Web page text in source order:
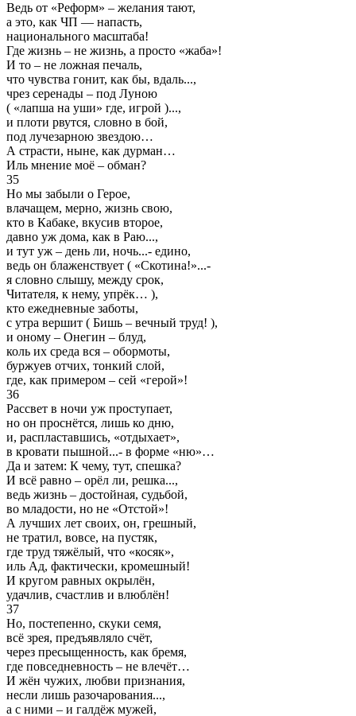
Ведь от «Реформ» – желания тают,
а это, как ЧП — напасть,
национального масштаба!
Где жизнь – не жизнь, а просто «жаба»!
И то – не ложная печаль,
что чувства гонит, как бы, вдаль...,
чрез серенады – под Луною
( «лапша на уши» где, игрой )...,
и плоти рвутся, словно в бой,
под лучезарною звездою…
А страсти, ныне, как дурман…
Иль мнение моё – обман?
35
Но мы забыли о Герое,
влачащем, мерно, жизнь свою,
кто в Кабаке, вкусив второе,
давно уж дома, как в Раю...,
и тут уж – день ли, ночь...- едино,
ведь он блаженствует ( «Скотина!»...-
я словно слышу, между срок,
Читателя, к нему, упрёк… ),
кто ежедневные заботы,
с утра вершит ( Бишь – вечный труд! ),
и оному – Онегин – блуд,
коль их среда вся – обормоты,
буржуев отчих, тонкий слой,
где, как примером – сей «герой»!
36
Рассвет в ночи уж проступает,
но он проснётся, лишь ко дню,
и, распластавшись, «отдыхает»,
в кровати пышной...- в форме «ню»…
Да и затем: К чему, тут, спешка?
И всё равно – орёл ли, решка...,
ведь жизнь – достойная, судьбой,
во младости, но не «Отстой»!
А лучших лет своих, он, грешный,
не тратил, вовсе, на пустяк,
где труд тяжёлый, что «косяк»,
иль Ад, фактически, кромешный!
И кругом равных окрылён,
удачлив, счастлив и влюблён!
37
Но, постепенно, скуки семя,
всё зрея, предъявляло счёт,
через пресыщенность, как бремя,
где повседневность – не влечёт…
И жён чужих, любви признания,
несли лишь разочарования...,
а с ними – и галдёж мужей,